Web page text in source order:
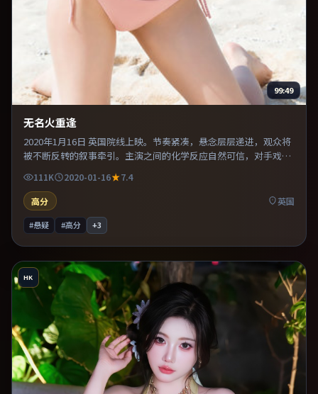
99:49
无名火重逢
2020年1月16日 英国院线上映。节奏紧凑，悬念层层递进，观众将
被不断反转的叙事牵引。主演之间的化学反应自然可信，对手戏张
力贯穿全片。推荐给偏爱群像戏与命运母题的影迷。
111K 2020-01-16
7.4
高分
英国
#悬疑 #高分 +3
HK